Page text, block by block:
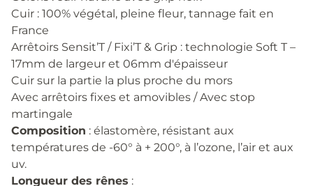
Cuir : 100% végétal, pleine fleur, tannage fait en
France
Arrêtoirs Sensit’T / Fixi’T & Grip : technologie Soft T –
17mm de largeur et 06mm d'épaisseur
Cuir sur la partie la plus proche du mors
Avec arrêtoirs fixes et amovibles / Avec stop
martingale
Composition : élastomère, résistant aux
températures de -60° à + 200°, à l’ozone, l’air et aux
uv.
Longueur des rênes :